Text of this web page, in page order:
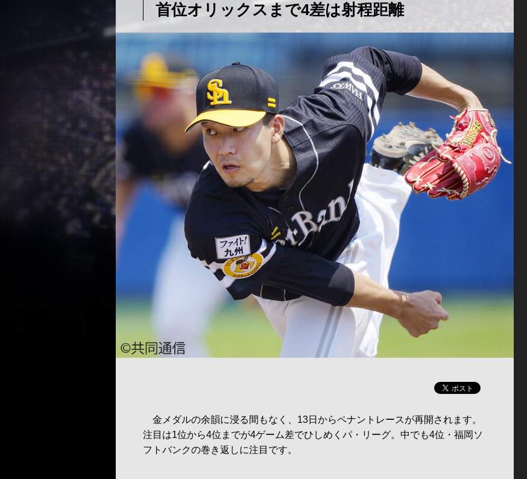
首位オリックスまで4差は射程距離
金メダルの余韻に浸る間もなく、13日からペナントレースが再開されます。
注目は1位から4位までが4ゲーム差でひしめくパ・リーグ。中でも4位・福岡ソ
フトバンクの巻き返しに注目です。